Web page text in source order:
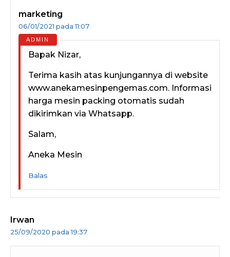
marketing
06/01/2021 pada 11:07
Bapak Nizar,
Terima kasih atas kunjungannya di website
www.anekamesinpengemas.com. Informasi
harga mesin packing otomatis sudah
dikirimkan via Whatsapp.
Salam,
Aneka Mesin
Balas
Irwan
25/09/2020 pada 19:37